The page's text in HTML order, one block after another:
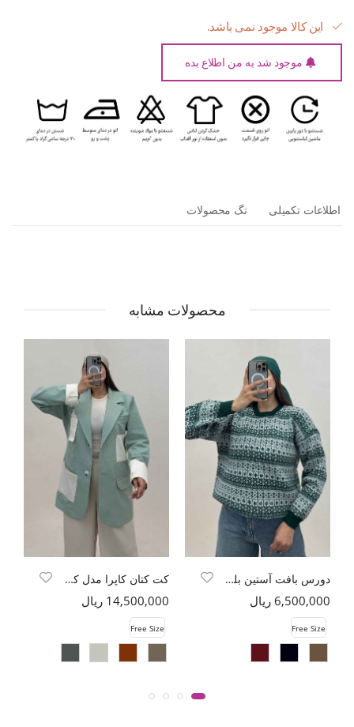
این کالا موجود نمی باشد.
موجود شد به من اطلاع بده
اطلاعات تکمیلی تگ محصولات
محصولات مشابه
دورس بافت آستین بلند وینتچی
6,500,000 ریال
Free Size
کت کتان کاپرا مدل کایوتی
14,500,000 ریال
Free Size